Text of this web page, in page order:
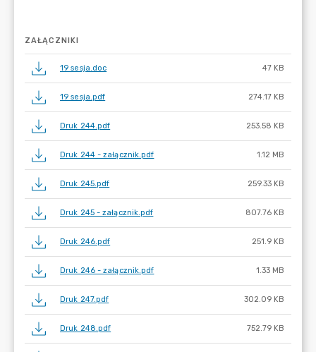
ZAŁĄCZNIKI
19 sesja.doc 47 KB
19 sesja.pdf 274.17 KB
Druk 244.pdf 253.58 KB
Druk 244 - załącznik.pdf 1.12 MB
Druk 245.pdf 259.33 KB
Druk 245 - załącznik.pdf 807.76 KB
Druk 246.pdf 251.9 KB
Druk 246 - załącznik.pdf 1.33 MB
Druk 247.pdf 302.09 KB
Druk 248.pdf 752.79 KB